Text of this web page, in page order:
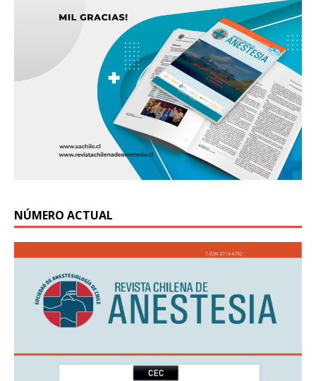
NÚMERO ACTUAL